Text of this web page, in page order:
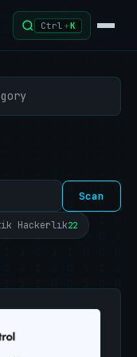
Ctrl +K
Scan
Hackerlık22